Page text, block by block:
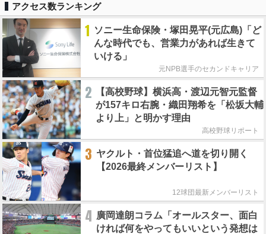
アクセス数ランキング
1 ソニー生命保険・塚田晃平(元広島)「ど
んな時代でも、営業力があれば生きて
いける」
元NPB選手のセカンドキャリア
2
【高校野球】横浜高・渡辺元智元監督
が157キロ右腕・織田翔希を「松坂大輔
より上」と明かす理由
高校野球リポート
3 ヤクルト・首位猛追へ道を切り開く
【2026最終メンバーリスト】
12球団最新メンバーリスト
4 廣岡達朗コラム「オールスター、面白
ければ何をやってもいいという発想は